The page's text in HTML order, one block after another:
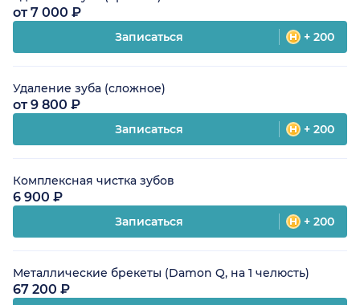
от 7 000 ₽
Записаться + 200
Удаление зуба (сложное)
от 9 800 ₽
Записаться + 200
Комплексная чистка зубов
6 900 ₽
Записаться + 200
Металлические брекеты (Damon Q, на 1 челюсть)
67 200 ₽